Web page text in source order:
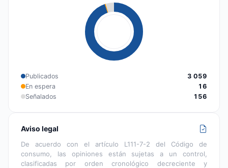
Publicados
3 059
En espera
16
Señalados
156
Aviso legal
De acuerdo con el artículo L111-7-2 del Código de
consumo, las opiniones están sujetas a un control,
clasificadas por orden cronológico decreciente y